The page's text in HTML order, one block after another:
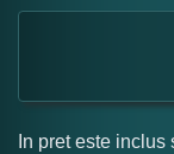
In pret este